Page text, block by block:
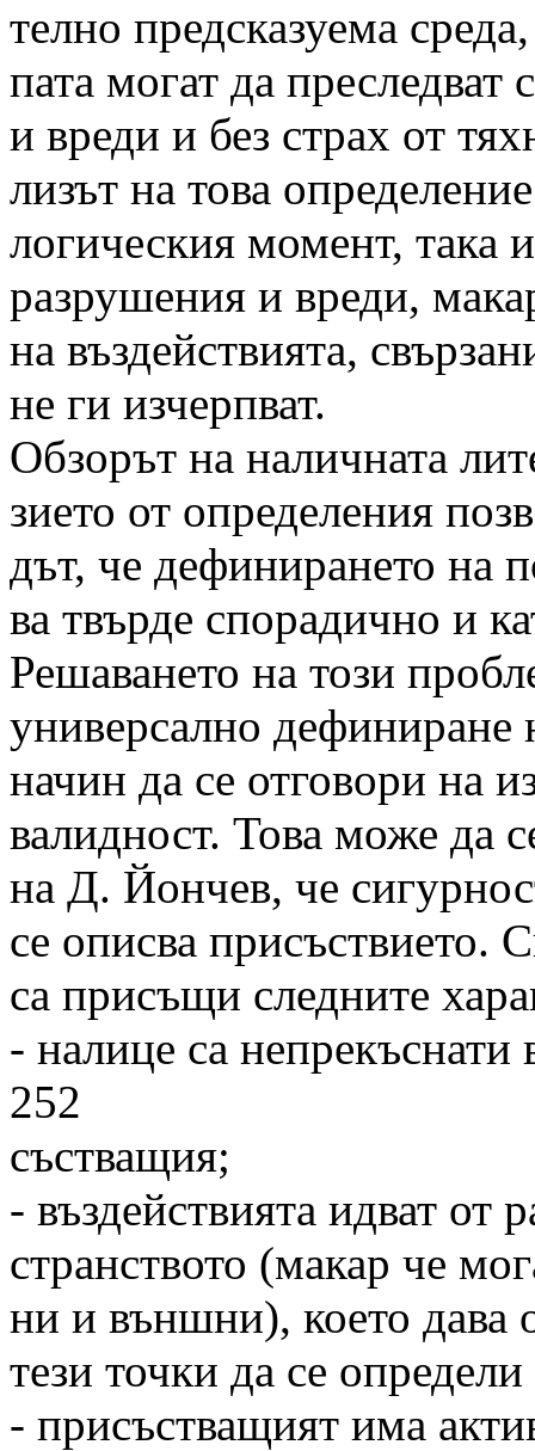
телно предсказуема
пата могат да преследват
и вреди и без страх от
лизът на това
логическия момент, така
разрушения и вреди,
на въздействията,
не ги изчерпват.
Обзорът на наличната
зието от определения
дът, че дефинирането на
ва твърде спорадично и
Решаването на този
универсално дефиниране
начин да се отговори на
валидност. Това може да
на Д. Йончев, че
се описва присъствието.
са присъщи следните
- налице са непрекъснати
252
състващия;
- въздействията идват от
странството (макар че
ни и външни), което дава
тези точки да се
- присъстващият има